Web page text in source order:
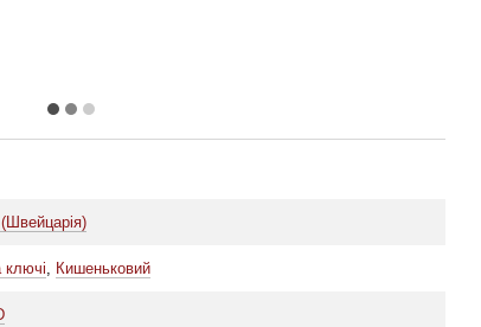
ключі, Кишеньковий